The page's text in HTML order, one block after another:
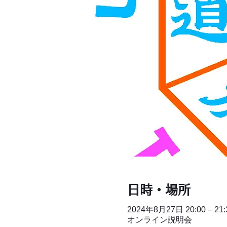
日時・場所
2024年8月27日 20:00 –
オンライン説明会